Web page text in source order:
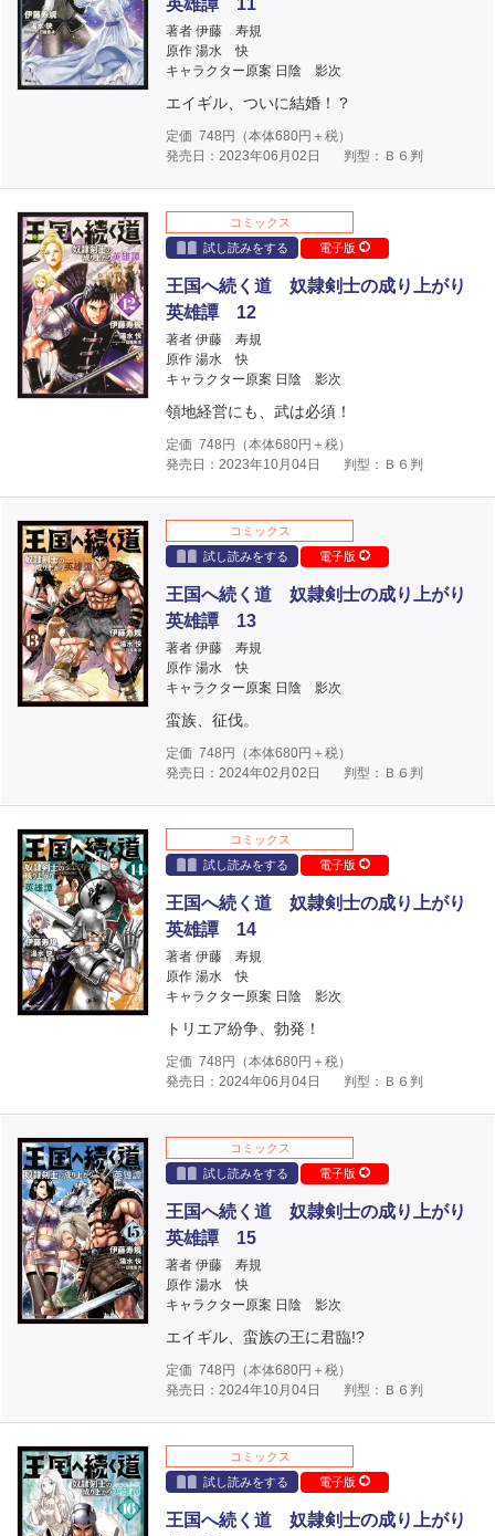
英雄譚 11
著者 伊藤 寿規
原作 湯水 快
キャラクター原案 日陰 影次
エイギル、ついに結婚！？
定価 748 円（本体680円＋税）
発売日：2023年06月02日
判型：Ｂ６判
コミックス
試し読みをする
電子版
王国へ続く道 奴隷剣士の成り上がり
英雄譚 12
著者 伊藤 寿規
原作 湯水 快
キャラクター原案 日陰 影次
領地経営にも、武は必須！
定価 748 円（本体680円＋税）
発売日：2023年10月04日
判型：Ｂ６判
コミックス
試し読みをする
電子版
王国へ続く道 奴隷剣士の成り上がり
英雄譚 13
著者 伊藤 寿規
原作 湯水 快
キャラクター原案 日陰 影次
蛮族、征伐。
定価 748 円（本体680円＋税）
発売日：2024年02月02日
判型：Ｂ６判
コミックス
試し読みをする
電子版
王国へ続く道 奴隷剣士の成り上がり
英雄譚 14
著者 伊藤 寿規
原作 湯水 快
キャラクター原案 日陰 影次
トリエア紛争、勃発！
定価 748 円（本体680円＋税）
発売日：2024年06月04日
判型：Ｂ６判
コミックス
試し読みをする
電子版
王国へ続く道 奴隷剣士の成り上がり
英雄譚 15
著者 伊藤 寿規
原作 湯水 快
キャラクター原案 日陰 影次
エイギル、蛮族の王に君臨!?
定価 748 円（本体680円＋税）
発売日：2024年10月04日
判型：Ｂ６判
コミックス
試し読みをする
電子版
王国へ続く道 奴隷剣士の成り上がり